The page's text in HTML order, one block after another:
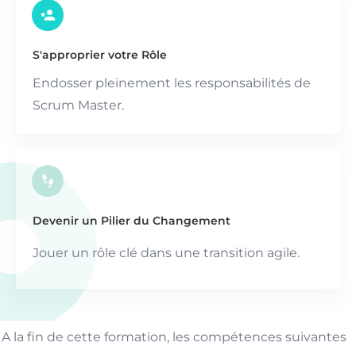
S'approprier votre Rôle
Endosser pleinement les responsabilités de
Scrum Master.
Devenir un Pilier du Changement
Jouer un rôle clé dans une transition agile.
A la fin de cette formation, les compétences suivantes